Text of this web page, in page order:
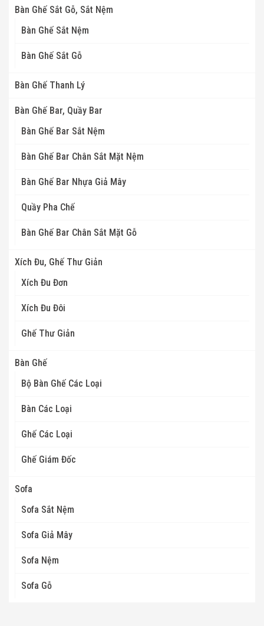
Bàn Ghế Sắt Gỗ, Sắt Nệm
Bàn Ghế Sắt Nệm
Bàn Ghế Sắt Gỗ
Bàn Ghế Thanh Lý
Bàn Ghế Bar, Quầy Bar
Bàn Ghế Bar Sắt Nệm
Bàn Ghế Bar Chân Sắt Mặt Nệm
Bàn Ghế Bar Nhựa Giả Mây
Quầy Pha Chế
Bàn Ghế Bar Chân Sắt Mặt Gỗ
Xích Đu, Ghế Thư Giản
Xích Đu Đơn
Xích Đu Đôi
Ghế Thư Giản
Bàn Ghế
Bộ Bàn Ghế Các Loại
Bàn Các Loại
Ghế Các Loại
Ghế Giám Đốc
Sofa
Sofa Sắt Nệm
Sofa Giả Mây
Sofa Nệm
Sofa Gỗ